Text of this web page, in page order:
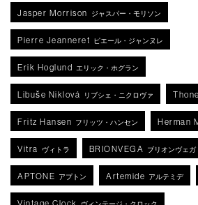
Jasper Morrison ジャスパー・モリソン
Pierre Jeanneret ピエール・ジャンヌレ
Erik Hoglund エリック・ホグラン
Libuše Niklová リブシェ・ニクロヴァ
Fritz Hansen フリッツ・ハンセン Herman
Vitra ヴィトラ BRIONVEGA ブリオンヴェガ
APTONE アプトン Artemide アルテミデ